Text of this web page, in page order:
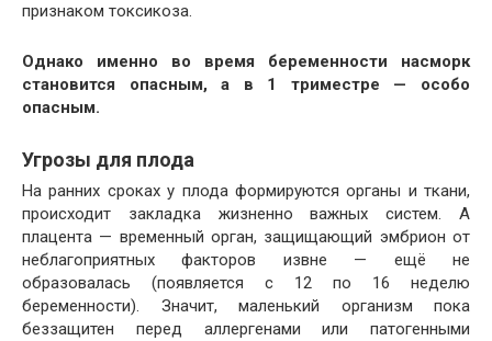
признаком токсикоза.
Однако именно во время беременности насморк
становится опасным, а в 1 триместре — особо
опасным.
Угрозы для плода
На ранних сроках у плода формируются органы и ткани,
происходит закладка жизненно важных систем. А
плацента — временный орган, защищающий эмбрион от
неблагоприятных факторов извне — ещё не
образовалась (появляется с 12 по 16 неделю
беременности). Значит, маленький организм пока
беззащитен перед аллергенами или патогенными